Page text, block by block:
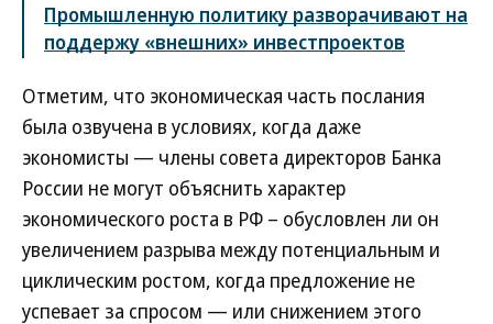
Промышленную политику разворачивают на
поддержу «внешних» инвестпроектов
Отметим, что экономическая часть послания
была озвучена в условиях, когда даже
экономисты — члены совета директоров Банка
России не могут объяснить характер
экономического роста в РФ – обусловлен ли он
увеличением разрыва между потенциальным и
циклическим ростом, когда предложение не
успевает за спросом — или снижением этого